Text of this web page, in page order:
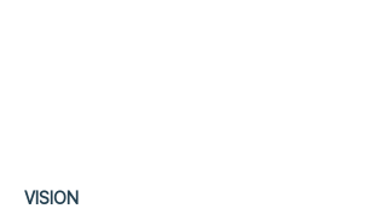
VISION